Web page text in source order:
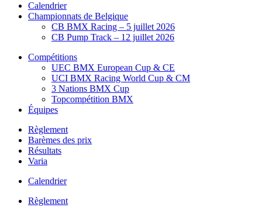
Calendrier
Championnats de Belgique
CB BMX Racing – 5 juillet 2026
CB Pump Track – 12 juillet 2026
Compétitions
UEC BMX European Cup & CE
UCI BMX Racing World Cup & CM
3 Nations BMX Cup
Topcompétition BMX
Équipes
Règlement
Barèmes des prix
Résultats
Varia
Calendrier
Règlement